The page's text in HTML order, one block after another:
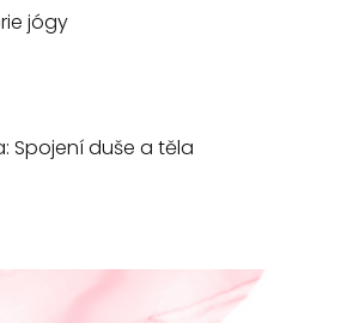
jógy
Spojení duše a těla